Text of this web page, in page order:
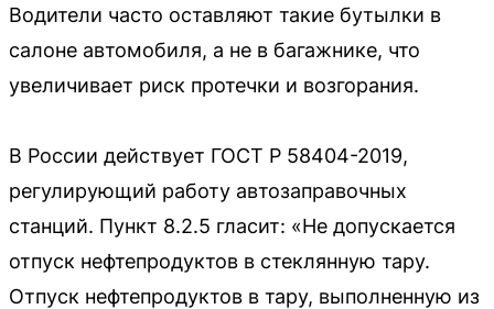
Водители часто оставляют такие бутылки в
салоне автомобиля, а не в багажнике, что
увеличивает риск протечки и возгорания.
В России действует ГОСТ Р 58404-2019,
регулирующий работу автозаправочных
станций. Пункт 8.2.5 гласит: «Не допускается
отпуск нефтепродуктов в стеклянную тару.
Отпуск нефтепродуктов в тару, выполненную из